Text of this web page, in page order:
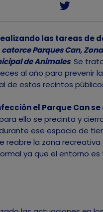
las tareas de
catorce Parques Can,
de Animales. Se
al año para prevenir
de estos recintos
el Parque Can
ello se precinta y
ese espacio de
reabre la zona
ya que el entorno